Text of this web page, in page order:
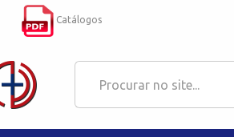
Catálogos